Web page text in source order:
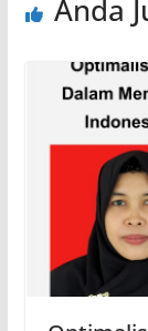
Anda